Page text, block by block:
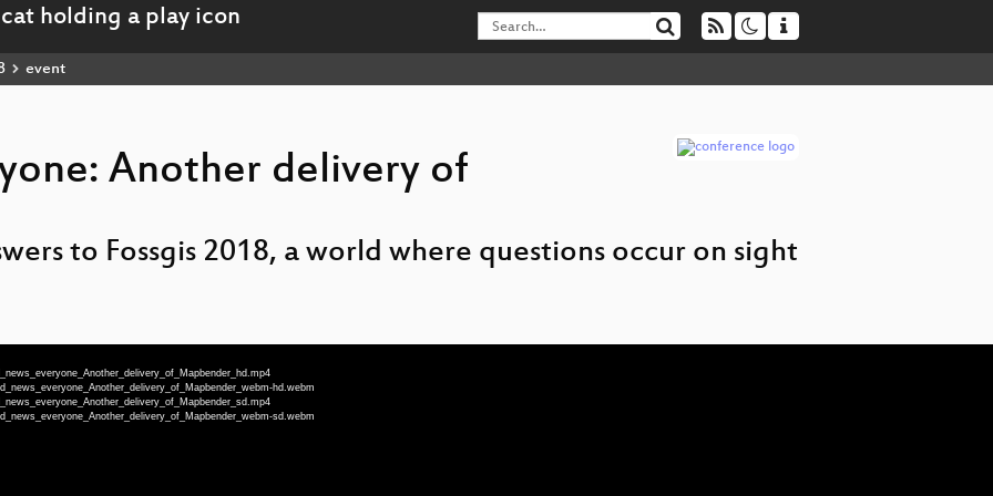
event
Another delivery of
to Fossgis 2018, a world where questions occur on sight
hd.webm
sd.webm